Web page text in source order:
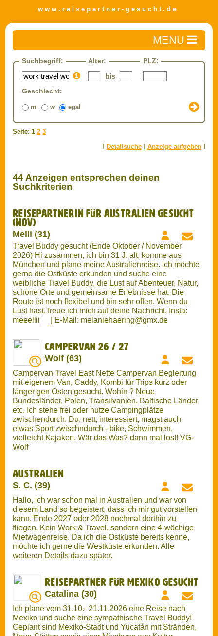
w w w . r e i s e p a r t n e r - g e s u c h t . d e
Home
Reisepartner finden
Detailsuche
Private Anzeige aufgeben
Gewerbliche Anzeige aufgeben
Impressum/AGB
Datenschutz
Geschlecht:
Seite: 1
Melli (31)
Travel Buddy gesucht (Ende Oktober / November
2026) Hi zusammen, ich bin 31 J. alt, komme aus
München und plane meine Australienreise. Ich möchte
gerne die Ostküste erkunden und suche eine
weibliche Travel Buddy, die Lust auf Abenteuer, Natur,
schöne Orte und gemeinsame Erlebnisse hat. Die
Route ist noch flexibel und bin sehr offen. Wenn du
Lust hast, freue ich mich auf deine Nachricht. Insta:
meeellii__ | E-Mail: melaniehaering@gmx.de
Campervan 26 / 27
Wolf (63)
Campervan Travel East Nette Campervan Begleitung
mit eigenem Van, Caddy, Kombi für Trips kurz oder
länger gen Osten gesucht. Wohin ? Neue
Bundesländer, Polen, Transilvanien, Baltische Länder
etc. Ich stehe frei oder nutze Campingplätze
zwischendurch. Du: nett, interessiert, magst auch
etwas Sport zwischndurch - bike, Schwimmen,
vielleicht Kajaken. Wär das Was? dann mal los!! VG-
Wolf
Australien
S. C. (39)
kann, Ende 2027 oder 2028 nochmal dorthin zu
fliegen. Kein Work & Travel, sondern eine 4-wöchige
Mietwagenreise. Da ich die Ostküste bereits kenne,
möchte ich gerne die Westküste erkunden. Alle
weiteren Details dazu später.
Reisepartner für Mexiko gesucht
Catalina (30)
Ich plane vom 31.10.–21.11.2026 eine Reise nach
Mexiko und suche eine sympathische Travel Buddy!
Maya-Stätten sowie einer Mischung aus Kultur,
Sightseeing und Erholung. Ich möchte Land und Leute
kennenlernen und gutes Essen genießen. Gesucht
wird bevorzugt eine weibliche Reisebegleitung in
meinem Alter. Wenn du Lust auf Mexiko hast, freue ich
mich auf deine Nachricht!